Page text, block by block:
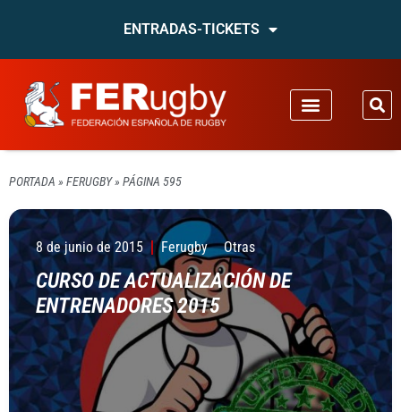
ENTRADAS-TICKETS
PORTADA » FERUGBY» PÁGINA 595
8 de junio de 2015 Ferugby Otras
CURSO DE ACTUALIZACIÓN DE
ENTRENADORES 2015